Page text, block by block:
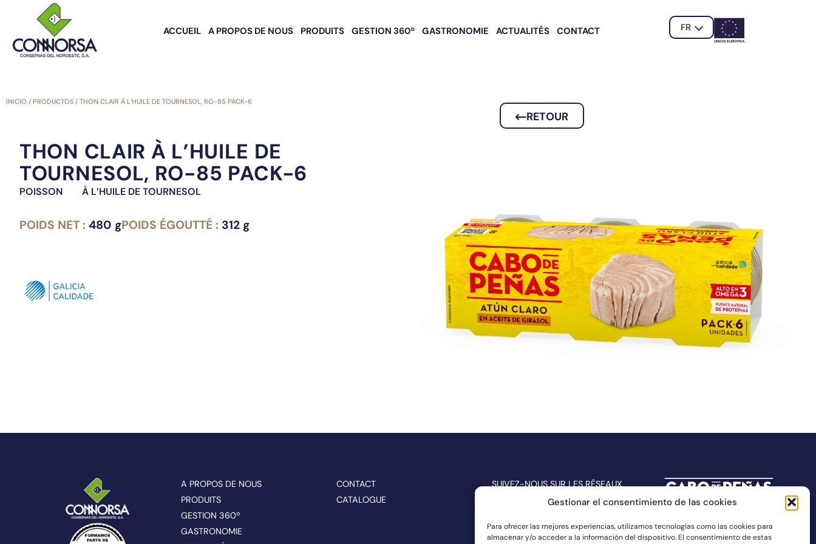
Gestionar el consentimiento de las cookies
Para ofrecer las mejores experiencias, utilizamos tecnologías como las cookies para
almacenar y/o acceder a la información del dispositivo. El consentimiento de estas
ACCUEIL A PROPOS DE NOUS PRODUITS GESTION 360º GASTRONOMIE ACTUALITÉS CONTACT FR
UNIÓN EUROPEA
INICIO / PRODUCTOS / THON CLAIR À L’HUILE DE TOURNESOL, RO-85 PACK-6
RETOUR
THON CLAIR À L’HUILE DE
TOURNESOL, RO-85 PACK-6
POISSON À L’HUILE DE TOURNESOL
POIDS NET : 480 gPOIDS ÉGOUTTÉ : 312 g
A PROPOS DE NOUS
PRODUITS
GESTION 360º
GASTRONOMIE
CONTACT
CATALOGUE
SUIVEZ-NOUS SUR LES RÉSEAUX